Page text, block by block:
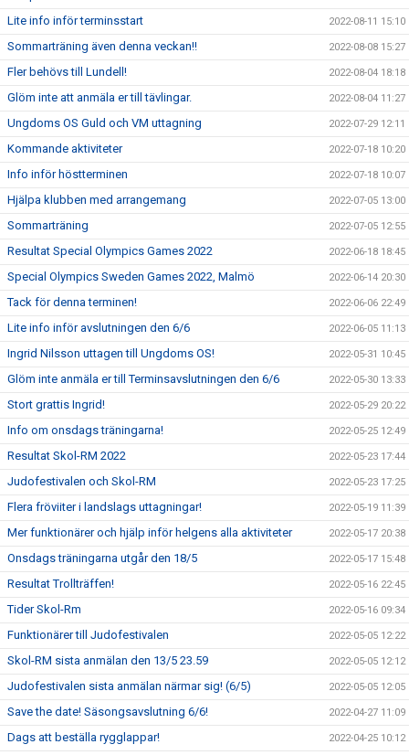
Lite info inför terminsstart 2022-08-11 15:10
Sommarträning även denna veckan!! 2022-08-08 15:27
Fler behövs till Lundell! 2022-08-04 18:18
Glöm inte att anmäla er till tävlingar. 2022-08-04 11:27
Ungdoms OS Guld och VM uttagning 2022-07-29 12:11
Kommande aktiviteter 2022-07-18 10:20
Info inför höstterminen 2022-07-18 10:07
Hjälpa klubben med arrangemang 2022-07-05 13:00
Sommarträning 2022-07-05 12:55
Resultat Special Olympics Games 2022 2022-06-18 18:45
Special Olympics Sweden Games 2022, Malmö 2022-06-14 20:30
Tack för denna terminen! 2022-06-06 22:49
Lite info inför avslutningen den 6/6 2022-06-05 11:13
Ingrid Nilsson uttagen till Ungdoms OS! 2022-05-31 10:45
Glöm inte anmäla er till Terminsavslutningen den 6/6 2022-05-30 13:33
Stort grattis Ingrid! 2022-05-29 20:22
Info om onsdags träningarna! 2022-05-25 12:49
Resultat Skol-RM 2022 2022-05-23 17:44
Judofestivalen och Skol-RM 2022-05-23 17:25
Flera fröviiter i landslags uttagningar! 2022-05-19 11:39
Mer funktionärer och hjälp inför helgens alla aktiviteter 2022-05-17 20:38
Onsdags träningarna utgår den 18/5 2022-05-17 15:48
Resultat Trollträffen! 2022-05-16 22:45
Tider Skol-Rm 2022-05-16 09:34
Funktionärer till Judofestivalen 2022-05-05 12:22
Skol-RM sista anmälan den 13/5 23.59 2022-05-05 12:12
Judofestivalen sista anmälan närmar sig! (6/5) 2022-05-05 12:05
Save the date! Säsongsavslutning 6/6! 2022-04-27 11:09
Dags att beställa rygglappar! 2022-04-25 10:12